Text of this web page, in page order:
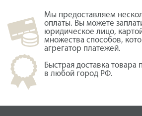
Мы предоставляем
оплаты. Вы можете
юридическое лицо,
множества способов,
агрегатор платежей.
Быстрая доставка
в любой город РФ.